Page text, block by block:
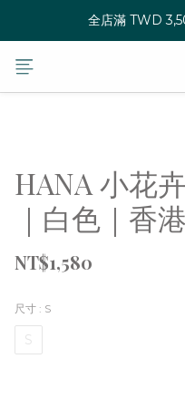
全店滿 TWD
HANA 小花
｜白色｜香
NT$1,580
尺寸 : S
S